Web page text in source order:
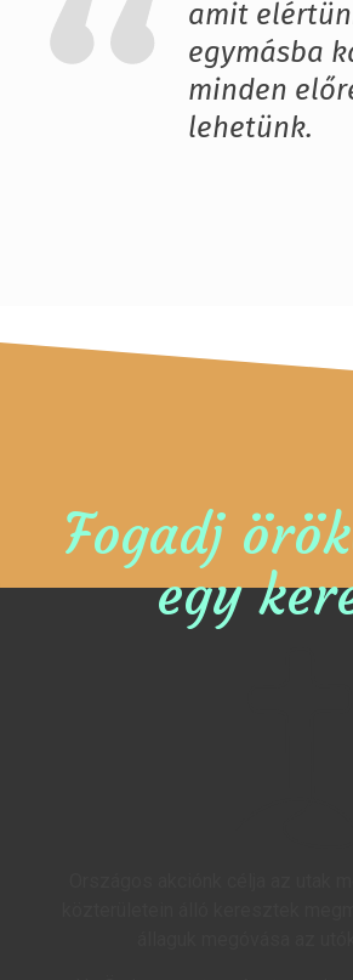
amit
egymásba
minden
lehetünk.
Fogadj
egy